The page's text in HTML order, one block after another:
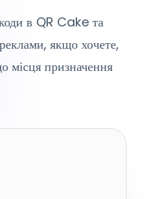
в QR Cake та
якщо хочете,
місця призначення